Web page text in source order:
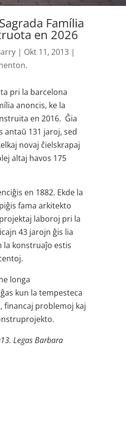
Família
en 2026
| Okt 11, 2013 |
pri la barcelona
anoncis, ke la
en 2016. Ĝia
antaŭ 131 jaroj, sed
novaj ĉielskrapaj
altaj havos 175
en 1882. Ekde la
fama arkitekto
laboroj pri la
43 jarojn ĝis lia
la konstruaĵo estis
longa
kun la tempesteca
financaj problemoj kaj
Legas Barbara